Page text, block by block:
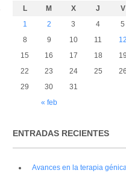
L M X J V
« feb
1 2 3 4 5
8
9 10 11 12
15
16 17 18 19
22
23 24 25 26
29
30 31
ENTRADAS RECIENTES
Avances en la terapia